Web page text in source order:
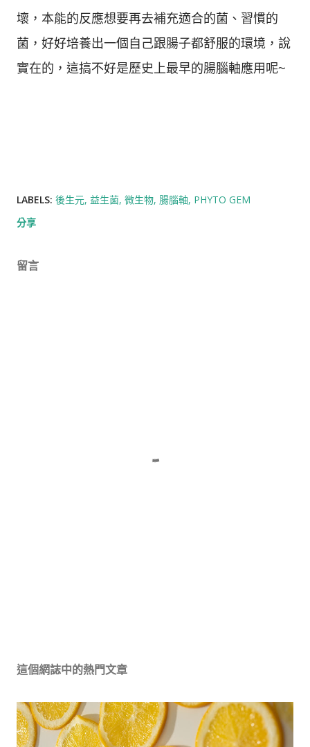
壞，本能的反應想要再去補充適合的菌、習慣的
菌，好好培養出一個自己跟腸子都舒服的環境，說
實在的，這搞不好是歷史上最早的腸腦軸應用呢~
LABELS: 後生元 益生菌 微生物 腸腦軸 PHYTO GEM
分享
留言
這個網誌中的熱門文章